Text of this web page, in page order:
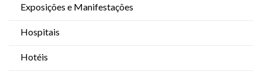
Exposições e Manifestações
Hospitais
Hotéis